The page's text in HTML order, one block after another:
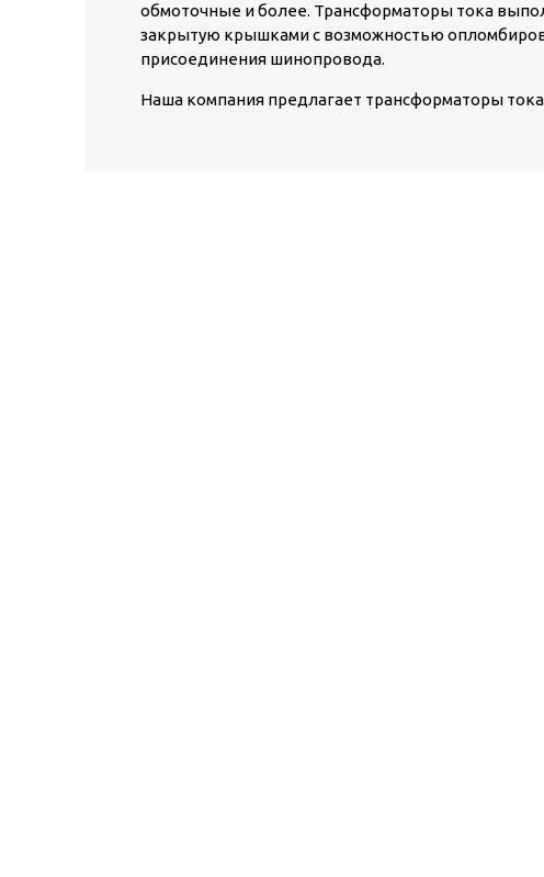
обмоточные и более. Трансформаторы тока
закрытую крышками с возможностью
присоединения шинопровода.
Наша компания предлагает трансформаторы тока с